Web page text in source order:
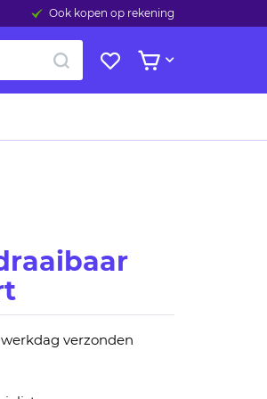
Ook kopen op rekening
ZOEK
Mijn
verlanglijst
Bekijk
verzonden